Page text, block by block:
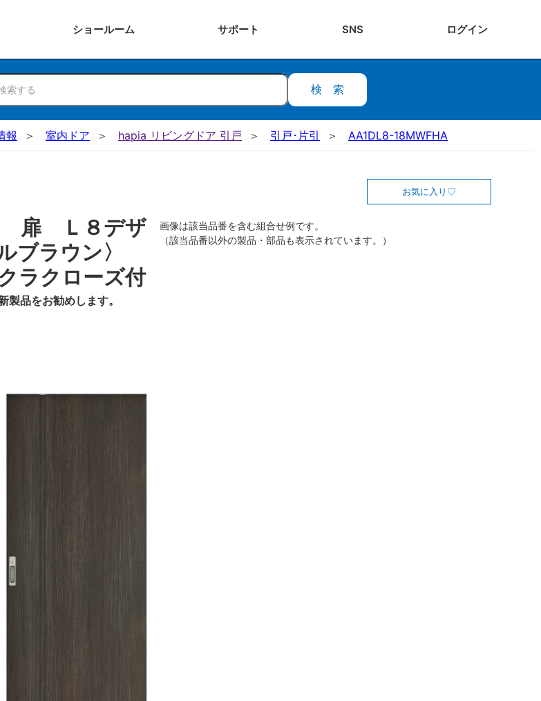
ショールーム サポート SNS ログイン
検索
報 室内ドア hapia リビングドア 引戸 引戸･片引 AA1DL8-18MWFHA
扉 Ｌ８デザ
ブラウン〉
クローズ付
品をお勧めします。
お気に入り
画像は該当品番を含む組合せ例です。
（該当品番以外の製品・部品も表示されています。）